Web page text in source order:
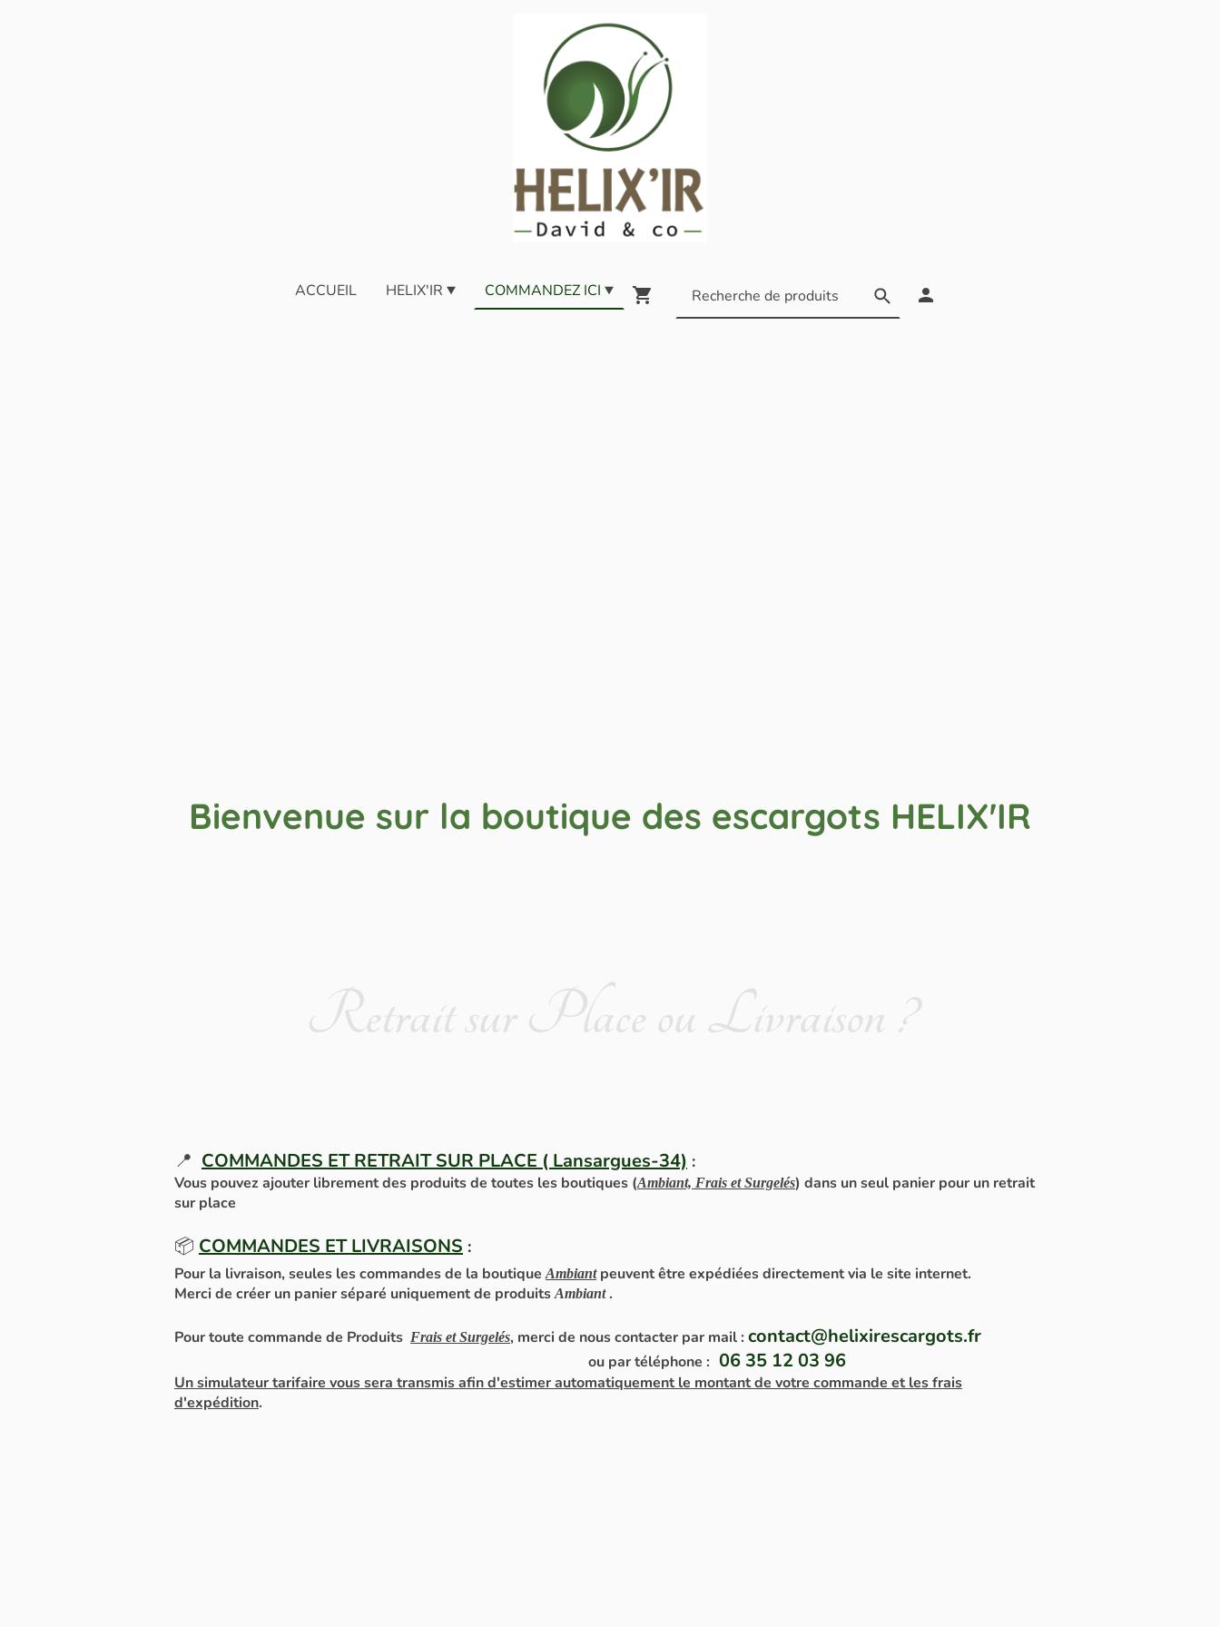
ACCUEIL HELIX'IR COMMANDEZ ICI
Bienvenue sur la boutique des escargots HELIX'IR
Retrait sur Place ou Livraison ?
📍 COMMANDES ET RETRAIT SUR PLACE ( Lansargues-34) :
Vous pouvez ajouter librement des produits de toutes les boutiques (Ambiant, Frais et Surgelés) dans un seul panier pour un retrait
sur place
📦 COMMANDES ET LIVRAISONS :
Pour la livraison, seules les commandes de la boutiqueAmbiantpeuvent être expédiées directement via le site internet.
Merci de créer un panier séparé uniquement de produitsAmbiant.
Pour toute commande de Produits Frais et Surgelés, merci de nous contacter par mail :contact@helixirescargots.fr
ou par téléphone : 06 35 12 03 96
Un simulateur tarifaire vous sera transmis afin d'estimer automatiquement le montant de votre commande et les frais
d'expédition.